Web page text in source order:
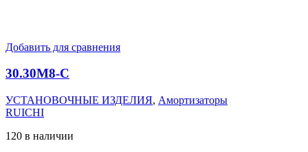
Добавить для сравнения
30.30M8-C
УСТАНОВОЧНЫЕ ИЗДЕЛИЯ, Амортизаторы
RUICHI
120 в наличии